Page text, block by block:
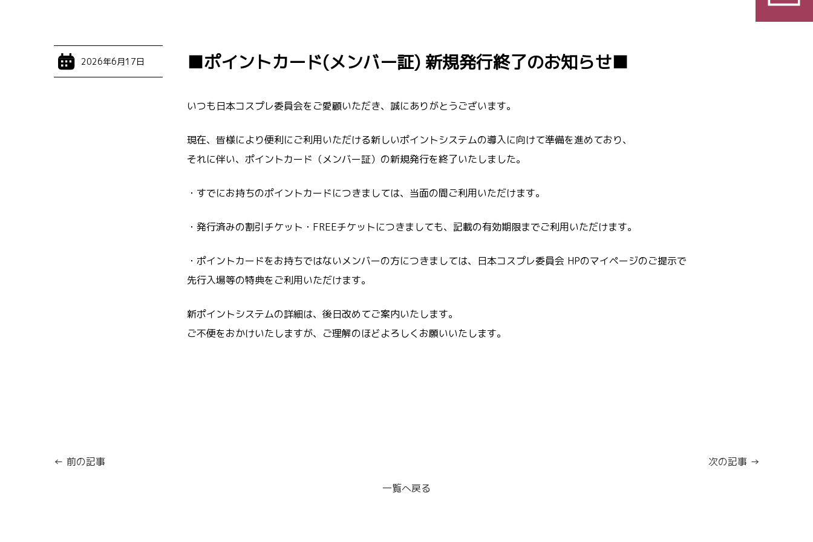
2026年6月17日 ■ポイントカード(メンバー証) 新規発行終了のお知らせ■
いつも日本コスプレ委員会をご愛顧いただき、誠にありがとうございます。
現在、皆様により便利にご利用いただける新しいポイントシステムの導入に向けて準備を進めており、
それに伴い、ポイントカード（メンバー証）の新規発行を終了いたしました。
・すでにお持ちのポイントカードにつきましては、当面の間ご利用いただけます。
・発行済みの割引チケット・FREEチケットにつきましても、記載の有効期限までご利用いただけます。
・ポイントカードをお持ちではないメンバーの方につきましては、日本コスプレ委員会 HPのマイページのご提示で
先行入場等の特典をご利用いただけます。
新ポイントシステムの詳細は、後日改めてご案内いたします。
ご不便をおかけいたしますが、ご理解のほどよろしくお願いいたします。
← 前の記事
次の記事 →
一覧へ戻る